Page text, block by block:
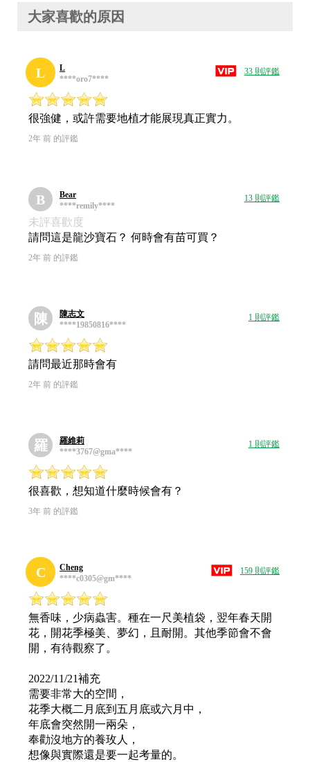
大家喜歡的原因
L
L
****oro7****
33 則評鑑
很強健，或許需要地植才能展現真正實力。
2年 前 的評鑑
B
Bear
****remily****
13 則評鑑
未評喜歡度
請問這是龍沙寶石？ 何時會有苗可買？
2年 前 的評鑑
陳
陳志文
****19850816****
1 則評鑑
請問最近那時會有
2年 前 的評鑑
羅
羅維莉
****3767@gma****
1 則評鑑
很喜歡，想知道什麼時候會有？
3年 前 的評鑑
C
Cheng
****c0305@gm****
159 則評鑑
無香味，少病蟲害。種在一尺美植袋，翌年春天開
花，開花季極美、夢幻，且耐開。其他季節會不會
開，有待觀察了。
2022/11/21補充
需要非常大的空間，
花季大概二月底到五月底或六月中，
年底會突然開一兩朵，
奉勸沒地方的養玫人，
想像與實際還是要一起考量的。